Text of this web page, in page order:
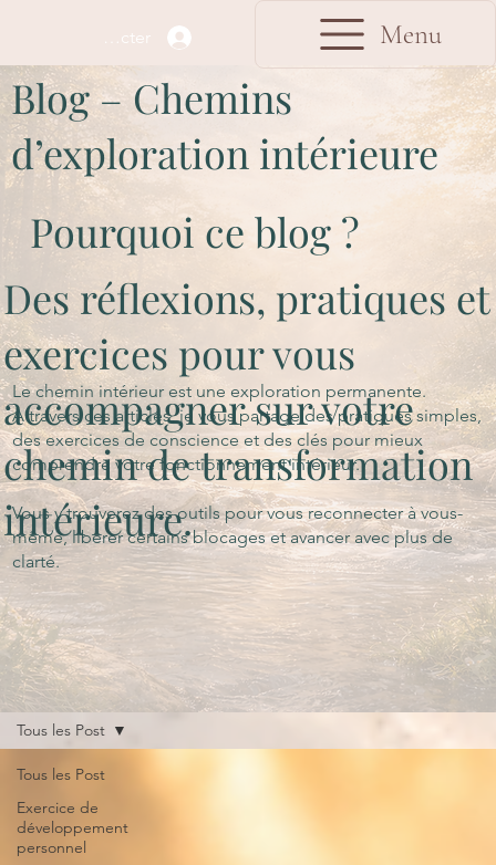
Se connecter Menu
Blog – Chemins
d’exploration intérieure
Des réflexions, pratiques et
exercices pour vous
accompagner sur votre
chemin de transformation
intérieure.
Pourquoi ce blog ?
Le chemin intérieur est une exploration permanente.
À travers ces articles, je vous partage des pratiques simples,
des exercices de conscience et des clés pour mieux
comprendre votre fonctionnement intérieur.
Vous y trouverez des outils pour vous reconnecter à vous-
même, libérer certains blocages et avancer avec plus de
clarté.
Tous les Post
Exercice de
développement
personnel
Tous les Post